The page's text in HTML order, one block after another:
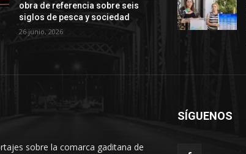
obra de referencia sobre seis
siglos de pesca y sociedad
26 junio, 2026
sobre la comarca gaditana de
SÍGUENOS